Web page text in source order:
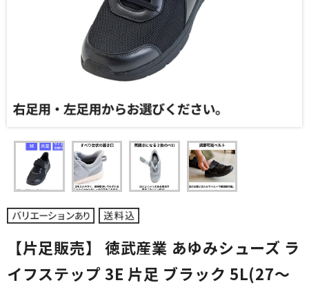
【片足販売】 徳武産業 あゆみシューズ ラ
イフステップ 3E 片足 ブラック 5L(27～